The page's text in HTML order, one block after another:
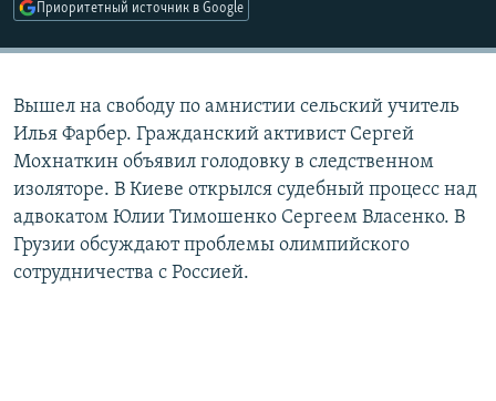
Все сайты РСЕ/РС
Приоритетный источник в Google
Вышел на свободу по амнистии сельский учитель
Илья Фарбер. Гражданский активист Сергей
Мохнаткин объявил голодовку в следственном
изоляторе. В Киеве открылся судебный процесс над
адвокатом Юлии Тимошенко Сергеем Власенко. В
Грузии обсуждают проблемы олимпийского
сотрудничества с Россией.